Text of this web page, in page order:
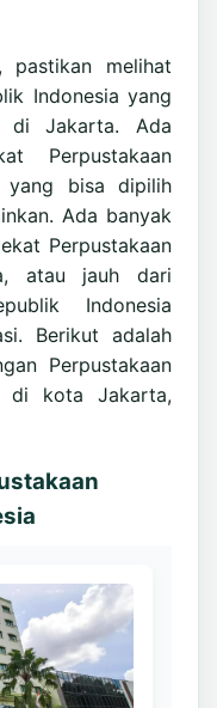
pastikan melihat
Indonesia yang
di Jakarta. Ada
Perpustakaan
yang bisa dipilih
Ada banyak
Perpustakaan
atau jauh dari
Indonesia
Berikut adalah
Perpustakaan
di kota Jakarta,